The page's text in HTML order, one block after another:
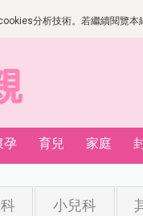
分析技術。若繼續閱覽
孕 育兒 家庭
小兒科